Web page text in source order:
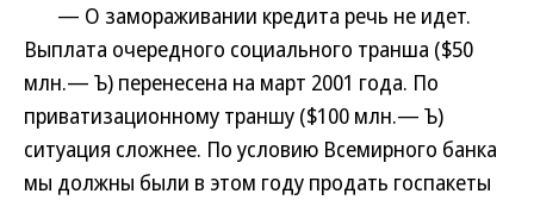
— О замораживании кредита речь не идет.
Выплата очередного социального транша ($50
млн.— Ъ) перенесена на март 2001 года. По
приватизационному траншу ($100 млн.— Ъ)
ситуация сложнее. По условию Всемирного банка
мы должны были в этом году продать госпакеты